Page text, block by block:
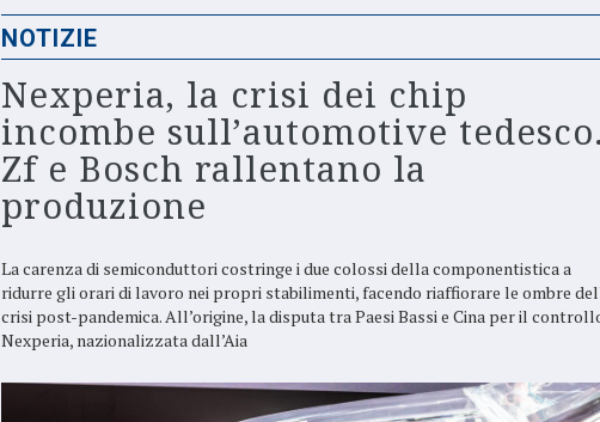
NOTIZIE
Nexperia, la crisi dei chip
incombe sull’automotive
Zf e Bosch rallentano la
produzione
La carenza di semiconduttori costringe i due colossi della componentistica a
ridurre gli orari di lavoro nei propri stabilimenti, facendo riaffiorare le ombre
crisi post-pandemica. All’origine, la disputa tra Paesi Bassi e Cina per il
Nexperia, nazionalizzata dall’Aia